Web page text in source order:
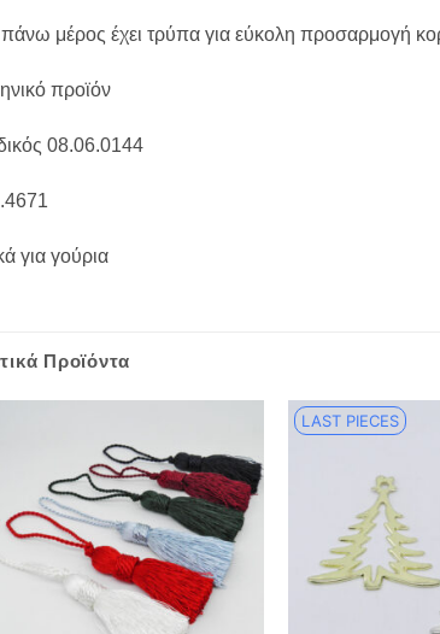
μέρος έχει τρύπα για εύκολη προσαρμογή
προϊόν
08.06.0144
για γούρια
Προϊόντα
LAST PIECES